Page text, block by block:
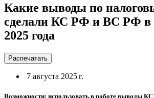
Какие выводы по
сделали КС РФ и ВС РФ в
2025 года
Распечатать
7 августа 2025 г.
Возможности: использовать в работе выводы